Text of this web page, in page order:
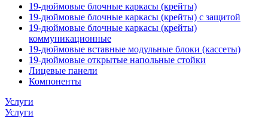
19-дюймовые блочные каркасы (крейты)
19-дюймовые блочные каркасы (крейты) с защитой
19-дюймовые блочные каркасы (крейты)
коммуникационные
19-дюймовые вставные модульные блоки (кассеты)
19-дюймовые открытые напольные стойки
Лицевые панели
Компоненты
Услуги
Услуги